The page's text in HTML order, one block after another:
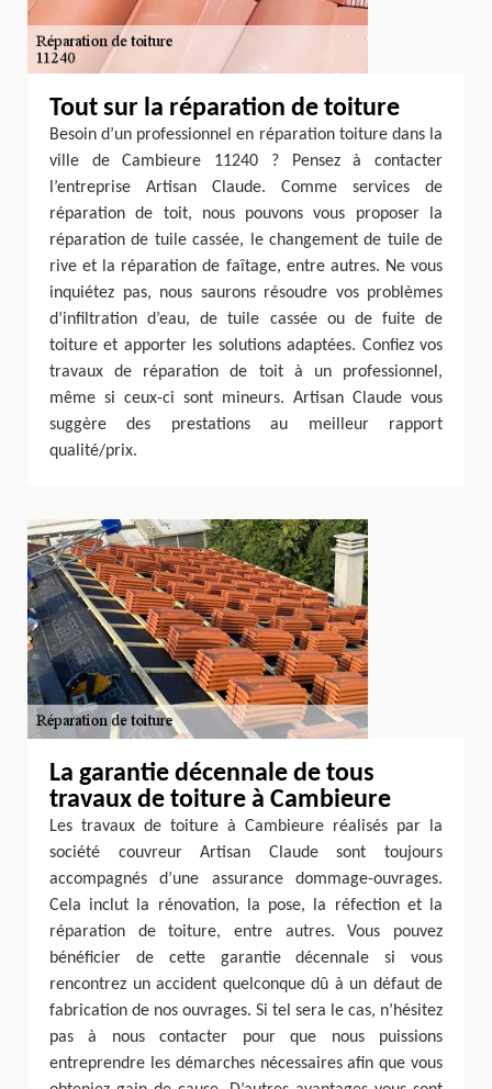
Tout sur la réparation de toiture
Besoin d’un professionnel en réparation toiture dans la
ville de Cambieure 11240 ? Pensez à contacter
l’entreprise Artisan Claude. Comme services de
réparation de toit, nous pouvons vous proposer la
réparation de tuile cassée, le changement de tuile de
rive et la réparation de faîtage, entre autres. Ne vous
inquiétez pas, nous saurons résoudre vos problèmes
d’infiltration d’eau, de tuile cassée ou de fuite de
toiture et apporter les solutions adaptées. Confiez vos
travaux de réparation de toit à un professionnel,
même si ceux-ci sont mineurs. Artisan Claude vous
suggère des prestations au meilleur rapport
qualité/prix.
La garantie décennale de tous
travaux de toiture à Cambieure
Les travaux de toiture à Cambieure réalisés par la
société couvreur Artisan Claude sont toujours
accompagnés d’une assurance dommage-ouvrages.
Cela inclut la rénovation, la pose, la réfection et la
réparation de toiture, entre autres. Vous pouvez
bénéficier de cette garantie décennale si vous
rencontrez un accident quelconque dû à un défaut de
fabrication de nos ouvrages. Si tel sera le cas, n’hésitez
pas à nous contacter pour que nous puissions
entreprendre les démarches nécessaires afin que vous